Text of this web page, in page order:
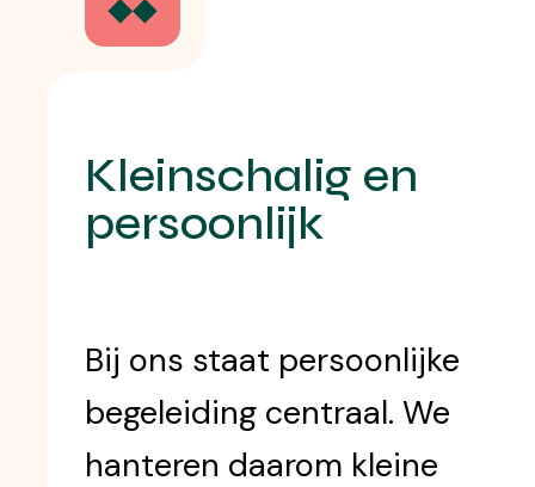
Kleinschalig en
persoonlijk
Bij ons staat persoonlijke
begeleiding centraal. We
hanteren daarom kleine